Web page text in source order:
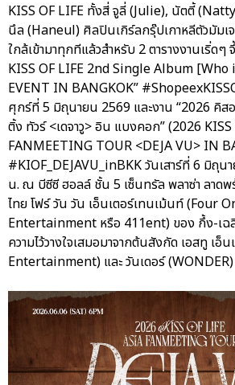
KISS OF LIFE ทั้งสี่ จูลี่ (Julie), นัตตี้
นึล (Haneul) ศิลปินเกิร์ลกรุ๊ปเกาหลีตัวมัม
ใกล้เข้ามาทุกทีแล้วสำหรับ 2 ตารางงานเริ่ด
KISS OF LIFE 2nd Single Album [Who
EVENT IN BANGKOK”
ศุกร์ที่ 5 มิถุนายน 2569 และงาน “2026 คิส
ติ้ง ทัวร์ <เดจาวู> อิน แบงคอก” (2026
FANMEETING TOUR <DEJA VU> IN
#KIOF_DEJAVU_inBKK วันเสาร์ที่ 6 มิถุน
น. ณ บีซีซี ฮอลล์ ชั้น 5 เซ็นทรัล พลาซ่า ลาดพ
ไทย โฟร์ วัน วัน เอ็นเตอร์เทนเม้นท์ (Four
Entertainment หรือ 411ent) ของ กึ้ง-เฉ
ความไว้วางใจเสมอมาจากต้นสังกัด เอสทู เอ็
Entertainment) และ วันเดอร์ (WONDER)